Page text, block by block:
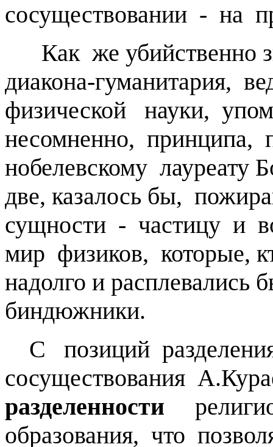
сосуществовании - на
Как же убийственно
диакона-гуманитария,
физической науки,
несомненно, принципа,
нобелевскому
две, казалось бы,
сущности - частицу и
мир физиков, которые,
надолго и
биндюжники.
С позиций
сосуществования
разделенности
образования, что